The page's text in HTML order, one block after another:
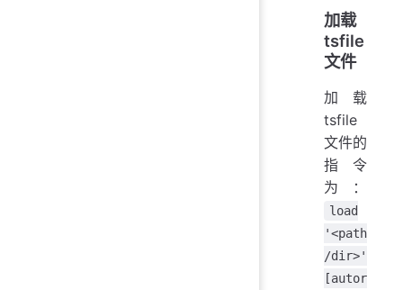
加载
tsfile
文件
加载
tsfile
文件的
指令
为：
load
'<path
/dir>'
[autor